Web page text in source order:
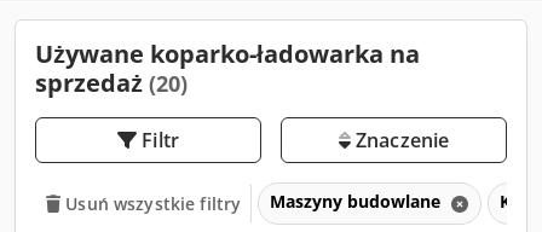
Używane koparko-ładowarka na
sprzedaż (20)
Filtr Znaczenie
Usuń wszystkie filtry Maszyny budowlane